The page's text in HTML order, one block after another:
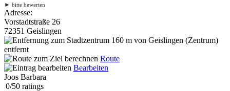
► bitte bewerten
Adresse:
Vorstadtstraße 26
72351 Geislingen
160 m von Geislingen (Zentrum)
entfernt
Route
Bearbeiten
Joos Barbara
0/50 ratings